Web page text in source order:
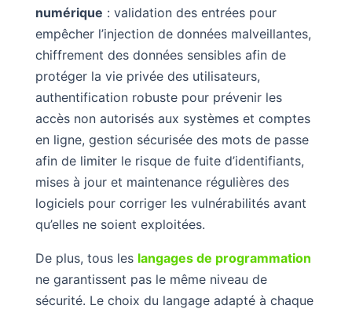
numérique : validation des entrées pour
empêcher l’injection de données malveillantes,
chiffrement des données sensibles afin de
protéger la vie privée des utilisateurs,
authentification robuste pour prévenir les
accès non autorisés aux systèmes et comptes
en ligne, gestion sécurisée des mots de passe
afin de limiter le risque de fuite d’identifiants,
mises à jour et maintenance régulières des
logiciels pour corriger les vulnérabilités avant
qu’elles ne soient exploitées.
De plus, tous les langages de programmation
ne garantissent pas le même niveau de
sécurité. Le choix du langage adapté à chaque